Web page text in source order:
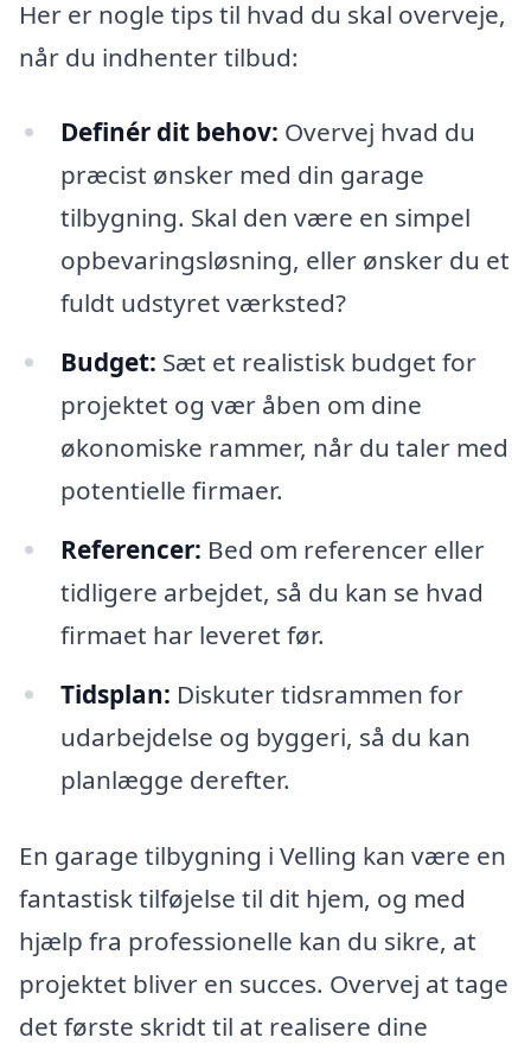
Her er nogle tips til hvad du skal overveje,
når du indhenter tilbud:
Definér dit behov: Overvej hvad du
præcist ønsker med din garage
tilbygning. Skal den være en simpel
opbevaringsløsning, eller ønsker du et
fuldt udstyret værksted?
Budget: Sæt et realistisk budget for
projektet og vær åben om dine
økonomiske rammer, når du taler med
potentielle firmaer.
Referencer: Bed om referencer eller
tidligere arbejdet, så du kan se hvad
firmaet har leveret før.
Tidsplan: Diskuter tidsrammen for
udarbejdelse og byggeri, så du kan
planlægge derefter.
En garage tilbygning i Velling kan være en
fantastisk tilføjelse til dit hjem, og med
hjælp fra professionelle kan du sikre, at
projektet bliver en succes. Overvej at tage
det første skridt til at realisere dine